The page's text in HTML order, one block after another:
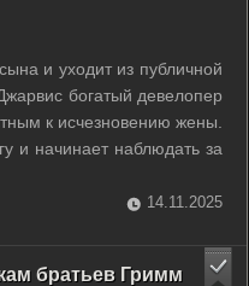
и уходит из публичной
богатый девелопер
к исчезновению жены.
и начинает наблюдать за
в рискованную игру
скрывают прошлое. Вокруг
14.11.2025
братьев Гримм